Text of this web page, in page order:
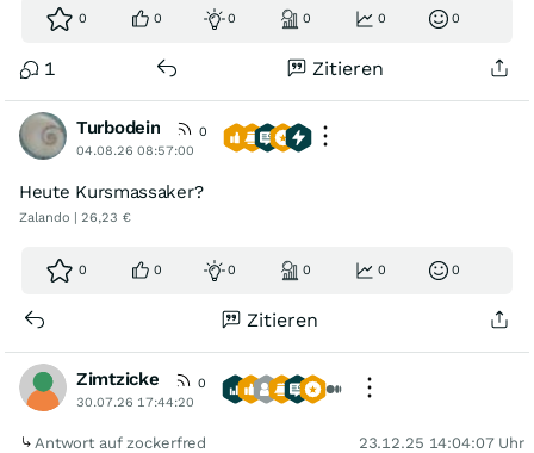
0 0 0 0 0 0
1 Zitieren
Turbodein
0
04.08.26 08:57:00
Heute Kursmassaker?
Zalando | 26,23 €
0 0 0 0 0 0
Zitieren
Zimtzicke
0
30.07.26 17:44:20
Antwort auf zockerfred 23.12.25 14:04:07 Uhr